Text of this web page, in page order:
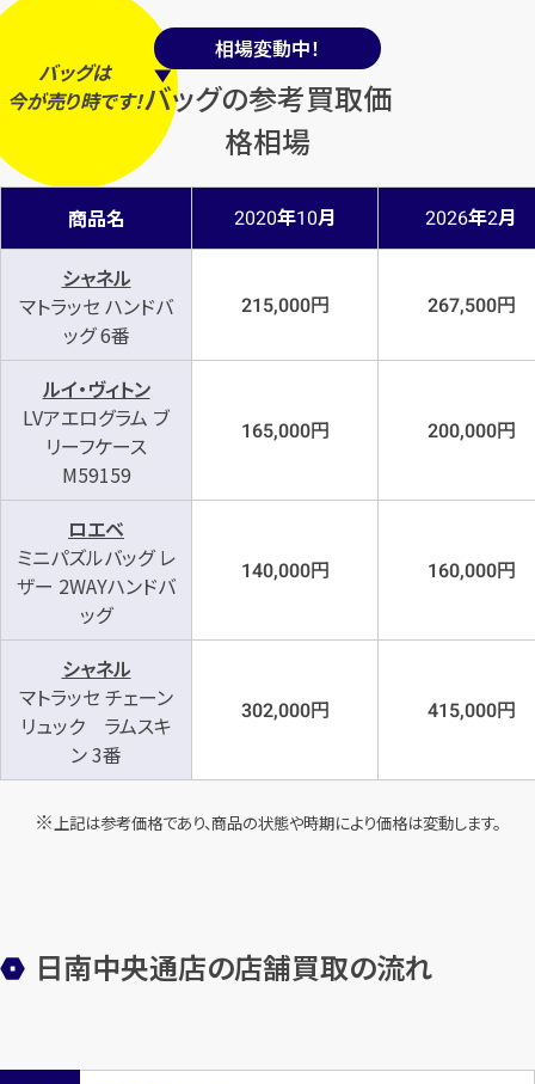
相場変動中！
バッグの参考買取価
格相場
バッグは
今が売り時です！
商品名 2020年10月 2026年2月
シャネル
マトラッセ ハンドバ
ッグ 6番
215,000円 267,500円
ルイ・ヴィトン
LVアエログラム ブ
リーフケース
M59159
165,000円 200,000円
ロエベ
ミニパズルバッグ レ
ザー 2WAYハンドバ
ッグ
140,000円 160,000円
シャネル
マトラッセ チェーン
リュック ラムスキ
ン 3番
302,000円 415,000円
上記は参考価格であり、商品の状態や時期により価格は変動します。
日南中央通店の店舗買取の流れ